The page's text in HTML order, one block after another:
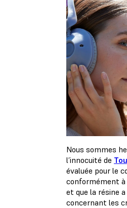
Nous sommes
l’innocuité de
évaluée pour le
conformément à
et que la résine
concernant les